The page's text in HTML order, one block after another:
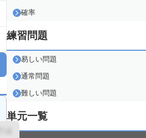
確率
練習問題
易しい問題
通常問題
難しい問題
単元一覧